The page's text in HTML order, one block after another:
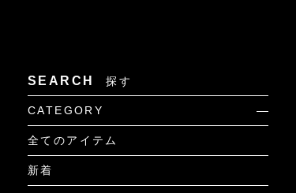
SEARCH 探す
CATEGORY
全てのアイテム
新着